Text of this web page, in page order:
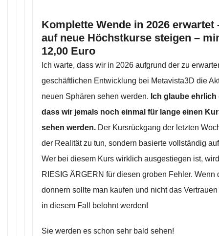
Komplette Wende in 2026 erwartet
auf neue Höchstkurse steigen –
12,00 Euro
Ich warte, dass wir in 2026 aufgrund der zu
geschäftlichen Entwicklung bei Metavista3D die
neuen Sphären sehen werden. Ich glaube
dass wir jemals noch einmal für lange einen
sehen werden. Der Kursrückgang der letzten
der Realität zu tun, sondern basierte vollständig
Wer bei diesem Kurs wirklich ausgestiegen ist,
RIESIG ÄRGERN für diesen groben Fehler. Wenn
donnern sollte man kaufen und nicht das
in diesem Fall belohnt werden!
Sie werden es schon sehr bald sehen!